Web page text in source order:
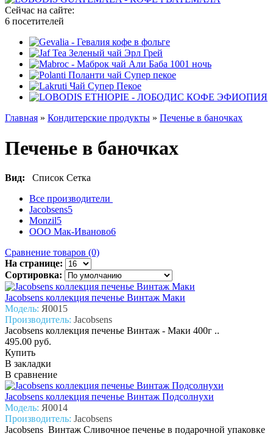
Сейчас на сайте:
6 посетителей
Главная » Кондитерcкие продукты » Печенье в баночках
Печенье в баночках
Вид: Список Сетка
Все производители
Jacobsens5
Monzil5
ООО Мак-Иваново6
Сравнение товаров (0)
На странице:
Сортировка:
Jacobsens коллекция печенье Винтаж Маки
Модель: Я0015
Производитель: Jacobsens
Jacobsens коллекция печенье Винтаж - Маки 400г ..
495.00 руб.
Купить
В закладки
В сравнение
Jacobsens коллекция печенье Винтаж Подсолнухи
Модель: Я0014
Производитель: Jacobsens
Jacobsens Винтаж Сливочное печенье в подарочной упаковке